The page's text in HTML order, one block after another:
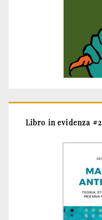
Libro in evidenza #2